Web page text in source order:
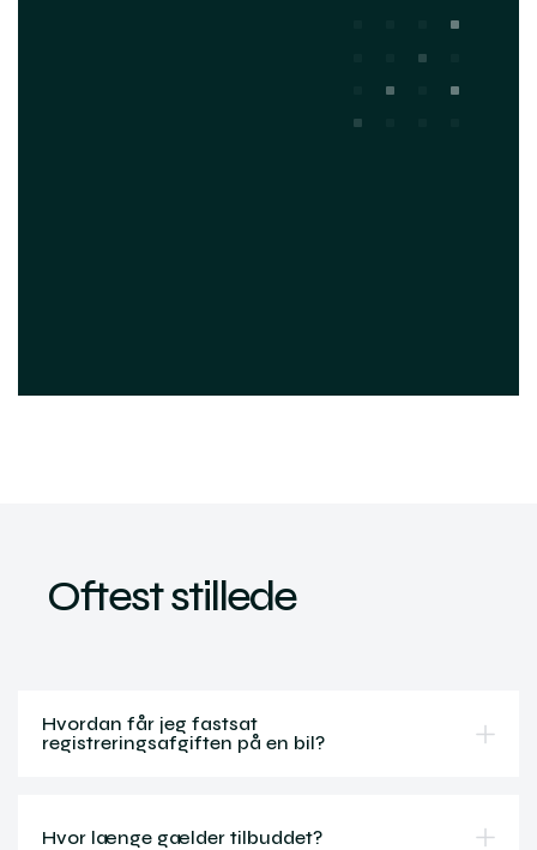
Oftest stillede
Hvordan får jeg fastsat
registreringsafgiften på en bil?
Hvor længe gælder tilbuddet?